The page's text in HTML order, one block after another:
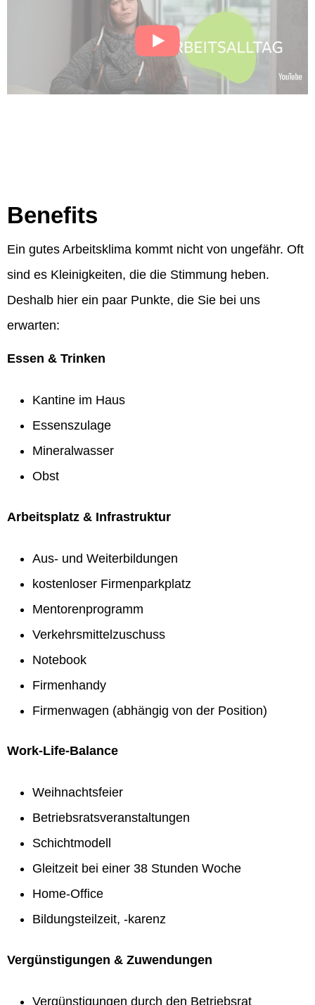
Benefits
Ein gutes Arbeitsklima kommt nicht von ungefähr. Oft
sind es Kleinigkeiten, die die Stimmung heben.
Deshalb hier ein paar Punkte, die Sie bei uns
erwarten:
Essen & Trinken
Kantine im Haus
Essenszulage
Mineralwasser
Obst
Arbeitsplatz & Infrastruktur
Aus- und Weiterbildungen
kostenloser Firmenparkplatz
Mentorenprogramm
Verkehrsmittelzuschuss
Notebook
Firmenhandy
Firmenwagen (abhängig von der Position)
Work-Life-Balance
Weihnachtsfeier
Betriebsratsveranstaltungen
Schichtmodell
Gleitzeit bei einer 38 Stunden Woche
Home-Office
Bildungsteilzeit, -karenz
Vergünstigungen & Zuwendungen
Vergünstigungen durch den Betriebsrat